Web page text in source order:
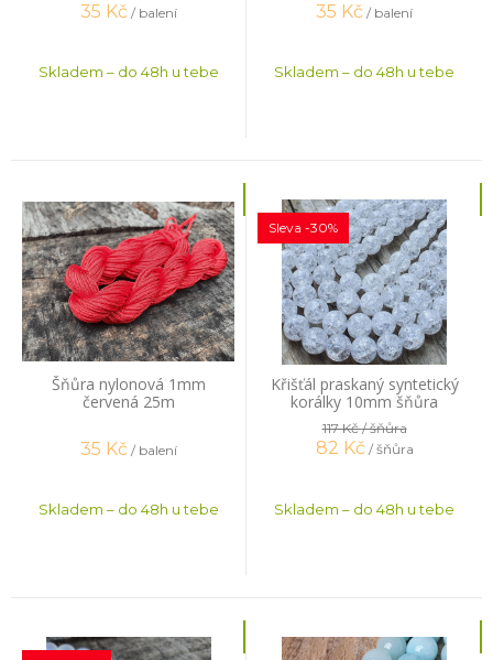
35 Kč / balení
Skladem – do 48h u tebe
35 Kč / balení
Skladem – do 48h u tebe
Šňůra nylonová 1mm
červená 25m
35 Kč / balení
Skladem – do 48h u tebe
Křišťál praskaný syntetický
korálky 10mm šňůra
Sleva -30%
117 Kč/ šňůra
82 Kč / šňůra
Skladem – do 48h u tebe